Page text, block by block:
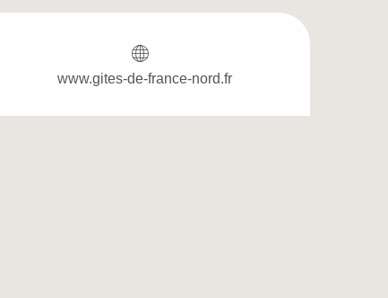
Ouverture et
www.gites-de-france-nord.fr